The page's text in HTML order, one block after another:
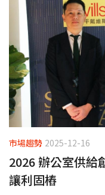
市場趨勢 2025-12-16
2026 辦公室供
讓利固樁